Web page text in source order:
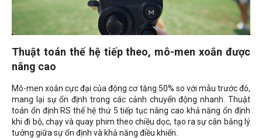
Thuật toán thế hệ tiếp theo, mô-men xoắn được
nâng cao
Mô-men xoắn cực đại của động cơ tăng 50% so với mẫu trước đó,
mang lại sự ổn định trong các cảnh chuyển động nhanh. Thuật
toán ổn định RS thế hệ thứ 5 tiếp tục nâng cao khả năng ổn định
khi đi bộ, chạy và quay phim theo chiều dọc, tạo ra sự cân bằng lý
tưởng giữa sự ổn định và khả năng điều khiển.